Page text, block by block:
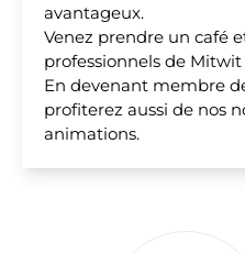
avantageux.
Venez prendre un café
professionnels de
En devenant membre
profiterez aussi de nos
animations.